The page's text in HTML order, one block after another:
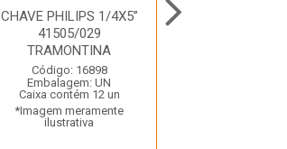
CHAVE PHILIPS 1/4X5”
41505/029
TRAMONTINA
Código: 16898
Embalagem: UN
Caixa contém 12 un
*Imagem meramente
ilustrativa